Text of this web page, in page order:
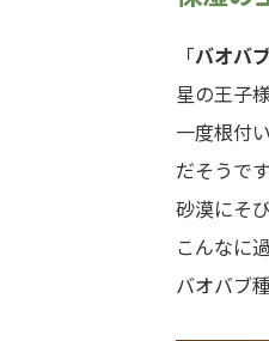
「バオバ
星の王子
一度根付
だそうです
砂漠にそ
こんなに
バオバブ